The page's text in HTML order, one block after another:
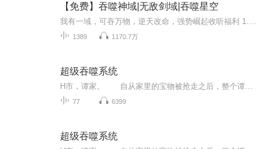
【免费】吞噬神域|无敌剑域|吞噬星空
1389 1170.7万
超级吞噬系统
77 6399
超级吞噬系统